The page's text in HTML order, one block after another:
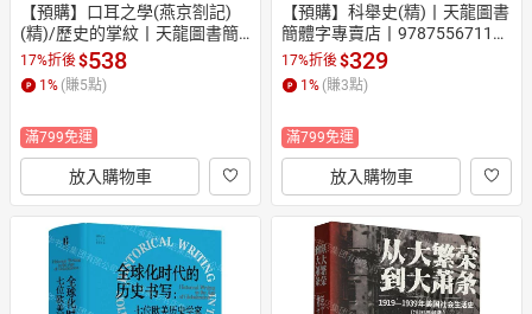
【預購】口耳之學(燕京劄記)
(精)/歷史的掌紋丨天龍圖書簡
體字專賣店丨9787510877667
(tl2610)
17%折後$538
1 % (賺5點)
滿799免運
放入購物車
【預購】科舉史(精)丨天龍圖書
簡體字專賣店丨978755671176
5 (tl2610)
17%折後$329
1 % (賺3點)
滿799免運
放入購物車